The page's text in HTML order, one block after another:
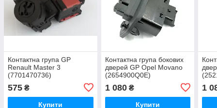
Контактна група GP
Renault Master 3
(7701470736)
575 ₴
Купити
Контактна група бокових
дверей GP Opel Movano
(2654900Q0E)
1 080₴
Купити
1